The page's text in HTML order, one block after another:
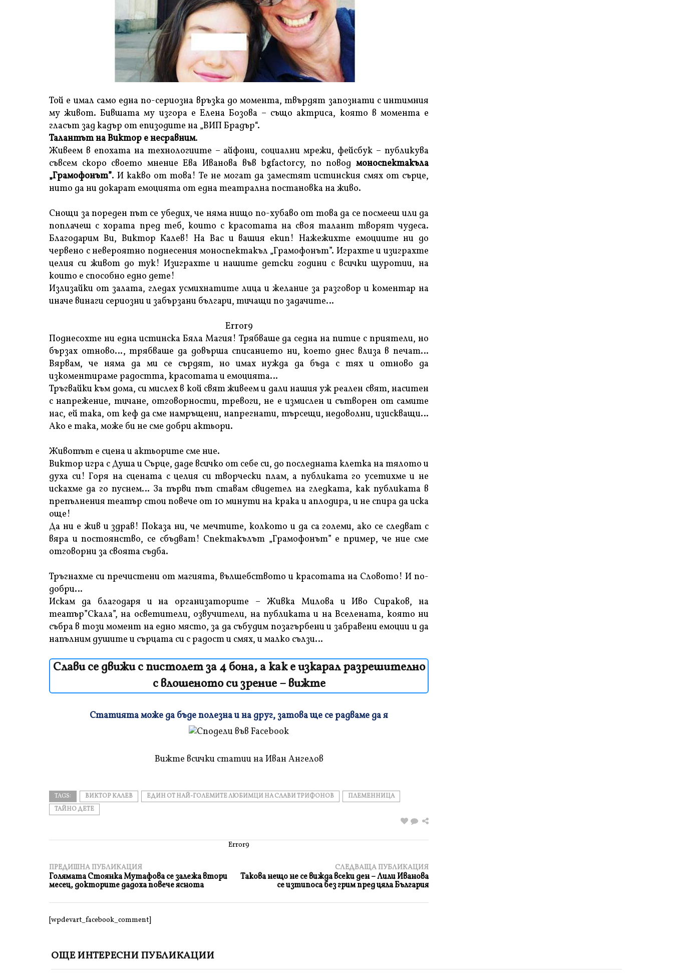
Той е имал само една по-сериозна връзка до момента, твърдят запознати с интимния
му живот. Бившата му изгора е Елена Бозова – също актриса, която в момента е
гласът зад кадър от епизодите на „ВИП Брадър“.
Талантът на Виктор е несравним.
Живеем в епохата на технологиите – айфони, социални мрежи, фейсбук – публикува
съвсем скоро своето мнение Ева Иванова във bgfactorcy, по повод моноспектакъла
„Грамофонът”. И какво от това! Те не могат да заместят истинския смях от сърце,
нито да ни докарат емоцията от една театрална постановка на живо.
Снощи за пореден път се убедих, че няма нищо по-хубаво от това да се посмееш или да
поплачеш с хората пред теб, които с красотата на своя талант творят чудеса.
Благодарим Ви, Виктор Калев! На Вас и вашия екип! Нажежихте емоциите ни до
червено с невероятно поднесения моноспектакъл „Грамофонът”. Играхте и изиграхте
целия си живот до тук! Изиграхте и нашите детски години с всички щуротии, на
които е способно едно дете!
Излизайки от залата, гледах усмихнатите лица и желание за разговор и коментар на
иначе винаги сериозни и забързани българи, тичащи по задачите…
Error9
Поднесохте ни една истинска Бяла Магия! Трябваше да седна на питие с приятели, но
бързах отново…, трябваше да довърша списанието ни, което днес влиза в печат…
Вярвам, че няма да ми се сърдят, но имах нужда да бъда с тях и отново да
изкоментираме радостта, красотата и емоцията…
Тръгвайки към дома, си мислех в кой свят живеем и дали нашия уж реален свят, наситен
с напрежение, тичане, отговорности, тревоги, не е измислен и сътворен от самите
нас, ей така, от кеф да сме намръщени, напрегнати, търсещи, недоволни, изискващи…
Ако е така, може би не сме добри актьори.
Животът е сцена и актьорите сме ние.
Виктор игра с Душа и Сърце, даде всичко от себе си, до последната клетка на тялото и
духа си! Горя на сцената с целия си творчески плам, а публиката го усетихме и не
искахме да го пуснем… За първи път ставам свидетел на гледката, как публиката в
препълнения театър стои повече от 10 минути на крака и аплодира, и не спира да иска
още!
Да ни е жив и здрав! Показа ни, че мечтите, колкото и да са големи, ако се следват с
вяра и постоянство, се сбъдват! Спектакълът „Грамофонът” е пример, че ние сме
отговорни за своята съдба.
Тръгнахме си пречистени от магията, вълшебството и красотата на Словото! И по-
добри…
Искам да благодаря и на организаторите – Живка Милова и Иво Сираков, на
театър”Скала”, на осветители, озвучители, на публиката и на Вселената, която ни
събра в този момент на едно място, за да събудим позагърбени и забравени емоции и да
напълним душите и сърцата си с радост и смях, и малко сълзи…
Слави се движи с пистолет за 4 бона, а как е изкарал разрешително
с влошеното си зрение – вижте
Статията може да бъде полезна и на друг, затова ще се радваме да я
Вижте всички статии на Иван Ангелов
TAGS: ВИКТОР КАЛЕВ ЕДИН ОТ НАЙ-ГОЛЕМИТЕ ЛЮБИМЦИ НА СЛАВИ ТРИФОНОВ
ПЛЕМЕННИЦА
ТАЙНО ДЕТЕ
Error9
ПРЕДИШНА ПУБЛИКАЦИЯ
Голямата Стоянка Мутафова се залежа втори
месец, докторите дадоха повече яснота
СЛЕДВАЩА ПУБЛИКАЦИЯ
Такова нещо не се вижда всеки ден – Лили Иванова
се изтипоса без грим пред цяла България
[wpdevart_facebook_comment]
ОЩЕ ИНТЕРЕСНИ ПУБЛИКАЦИИ